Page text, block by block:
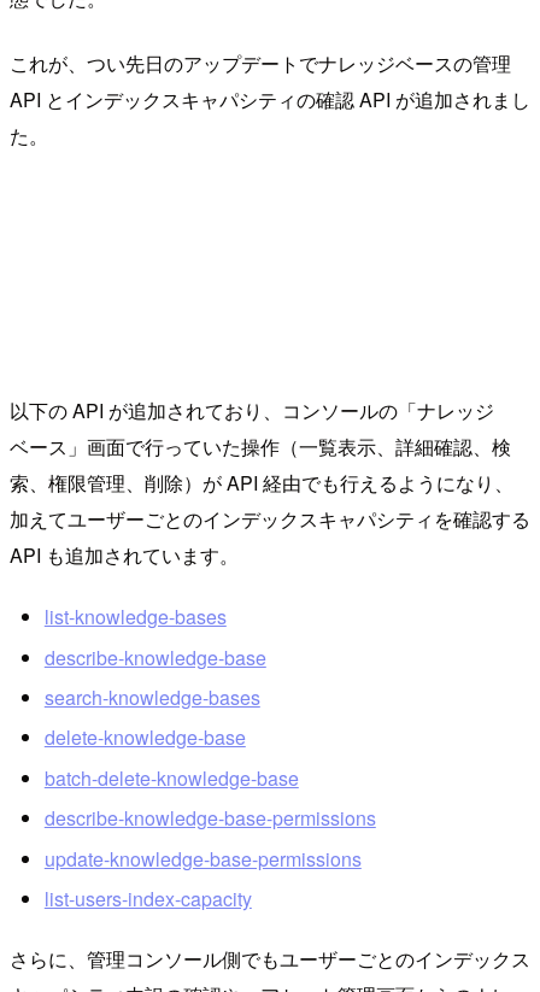
これが、つい先日のアップデートでナレッジベースの管理
API とインデックスキャパシティの確認 API が追加されまし
た。
以下の API が追加されており、コンソールの「ナレッジ
ベース」画面で行っていた操作（一覧表示、詳細確認、検
索、権限管理、削除）が API 経由でも行えるようになり、
加えてユーザーごとのインデックスキャパシティを確認する
API も追加されています。
list-knowledge-bases
describe-knowledge-base
search-knowledge-bases
delete-knowledge-base
batch-delete-knowledge-base
describe-knowledge-base-permissions
update-knowledge-base-permissions
list-users-index-capacity
さらに、管理コンソール側でもユーザーごとのインデックス